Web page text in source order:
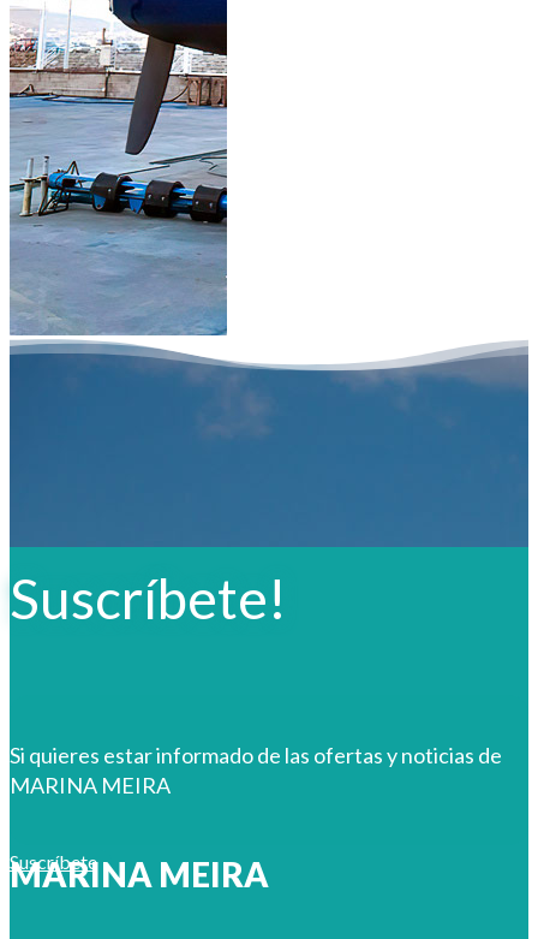
Suscríbete!
Si quieres estar informado de las ofertas y noticias de
MARINA MEIRA
Suscríbete
MARINA MEIRA